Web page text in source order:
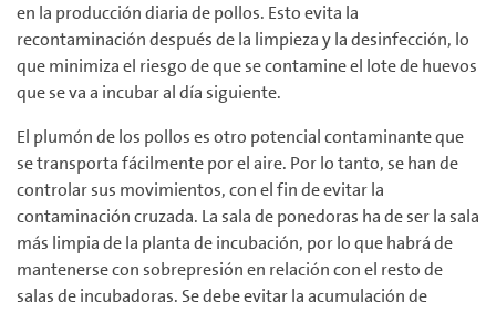
en la producción diaria de pollos. Esto evita la
recontaminación después de la limpieza y la desinfección, lo
que minimiza el riesgo de que se contamine el lote de huevos
que se va a incubar al día siguiente.
El plumón de los pollos es otro potencial contaminante que
se transporta fácilmente por el aire. Por lo tanto, se han de
controlar sus movimientos, con el fin de evitar la
contaminación cruzada. La sala de ponedoras ha de ser la sala
más limpia de la planta de incubación, por lo que habrá de
mantenerse con sobrepresión en relación con el resto de
salas de incubadoras. Se debe evitar la acumulación de